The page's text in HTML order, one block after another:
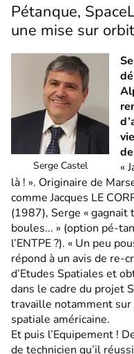
Pétanque,
une mise sur
Serge Castel
«
là ! ». Originaire de
comme Jacques LE
(1987), Serge « gagnait
boules... » (option pé-
l’ENTPE ?). « Un peu
répond à un avis de re-
d’Etudes Spatiales et
dans le cadre du projet
travaille notamment sur
spatiale américaine.
Et puis l’Equipement !
de technicien qu’il